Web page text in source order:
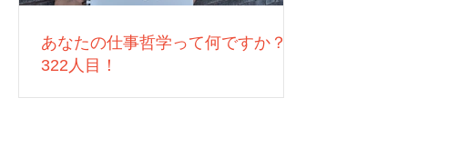
あなたの仕事哲学って何ですか？
322人目！